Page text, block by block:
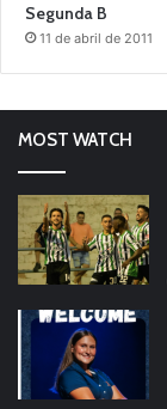
Segunda B
11 de abril de 2011
MOST WATCH